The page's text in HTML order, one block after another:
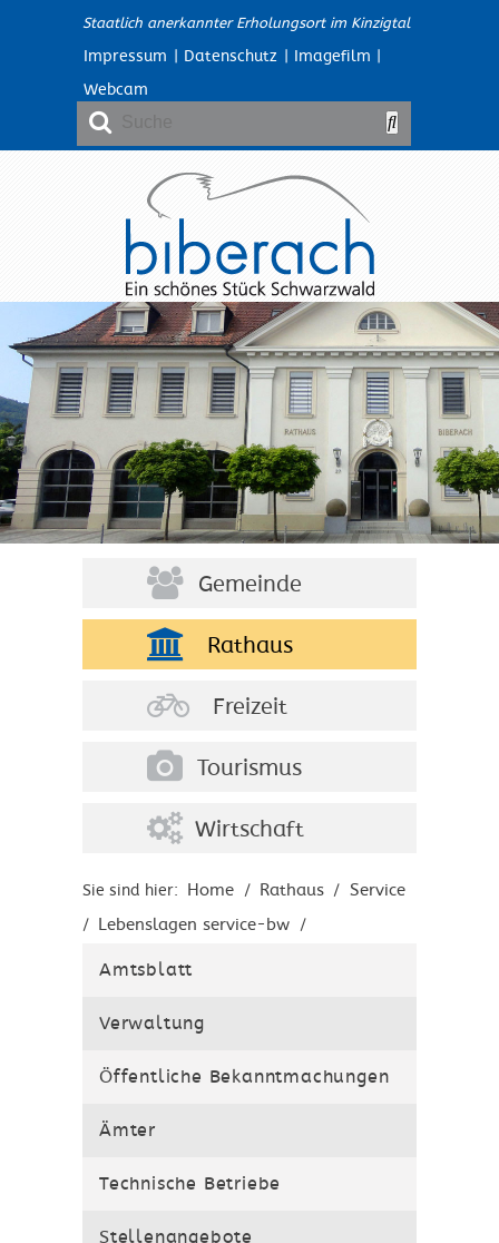
Staatlich anerkannter Erholungsort im Kinzigtal
Impressum | Datenschutz | Imagefilm |
Webcam
Gemeinde
Rathaus
Freizeit
Tourismus
Wirtschaft
Sie sind hier: Home / Rathaus / Service
/ Lebenslagen service-bw /
Unternehmen gründen
Dienstleistungen
Amtsblatt
Verwaltung
Öffentliche Bekanntmachungen
Ämter
Technische Betriebe
Stellenangebote